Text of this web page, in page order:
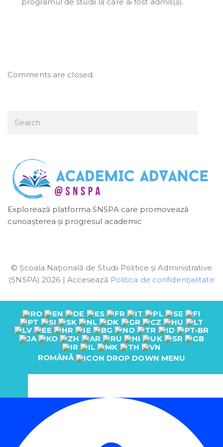
Comments are closed.
Explorează platforma SNSPA care promovează
cunoașterea și progresul academic
© Școala Naţională de Studii Politice și Administrative
(SNSPA) 2026 | Accesează Politica de confidenţialitate
ROMÂNĂ